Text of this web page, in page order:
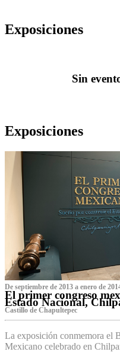
Exposiciones
Sin
Exposiciones
De septiembre de 2013 a enero de
El primer congreso
Estado Nacional,
Castillo de Chapultepec
La exposición conmemora el
Mexicano celebrado en